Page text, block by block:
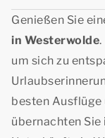
Genießen Sie
in Westerwolde
um sich zu
besten
übernachten